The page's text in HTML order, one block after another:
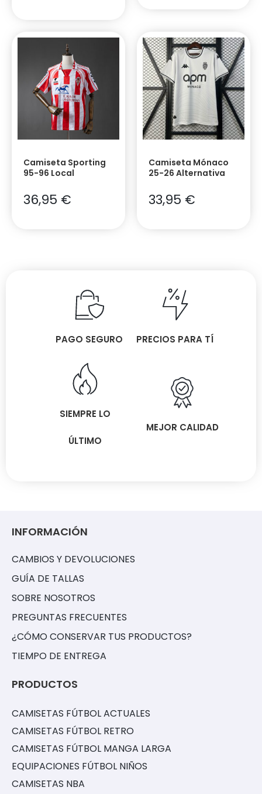
Camiseta Sporting
95-96 Local
36,95 €
Camiseta Mónaco
25-26 Alternativa
33,95 €
PAGO SEGURO PRECIOS PARA TÍ
SIEMPRE LO
ÚLTIMO
MEJOR CALIDAD
INFORMACIÓN
CAMBIOS Y DEVOLUCIONES
GUÍA DE TALLAS
SOBRE NOSOTROS
PREGUNTAS FRECUENTES
¿CÓMO CONSERVAR TUS PRODUCTOS?
TIEMPO DE ENTREGA
PRODUCTOS
CAMISETAS FÚTBOL ACTUALES
CAMISETAS FÚTBOL RETRO
CAMISETAS FÚTBOL MANGA LARGA
EQUIPACIONES FÚTBOL NIÑOS
CAMISETAS NBA